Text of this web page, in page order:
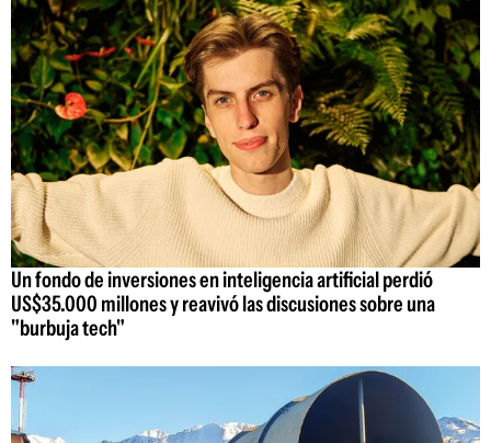
Un fondo de inversiones en inteligencia artificial perdió
US$35.000 millones y reavivó las discusiones sobre una
"burbuja tech"